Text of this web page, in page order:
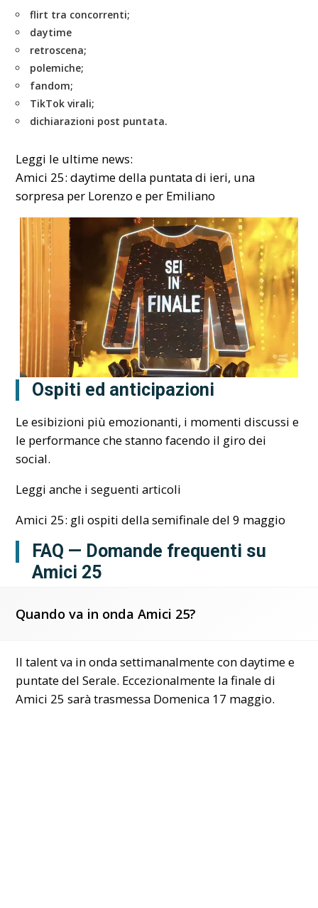
flirt tra concorrenti;
daytime
retroscena;
polemiche;
fandom;
TikTok virali;
dichiarazioni post puntata.
Leggi le ultime news:
Amici 25: daytime della puntata di ieri, una
sorpresa per Lorenzo e per Emiliano
Ospiti ed anticipazioni
Le esibizioni più emozionanti, i momenti discussi e
le performance che stanno facendo il giro dei
social.
Leggi anche i seguenti articoli
Amici 25: gli ospiti della semifinale del 9 maggio
FAQ — Domande frequenti su
Amici 25
Quando va in onda Amici 25?
Il talent va in onda settimanalmente con daytime e
puntate del Serale. Eccezionalmente la finale di
Amici 25 sarà trasmessa Domenica 17 maggio.